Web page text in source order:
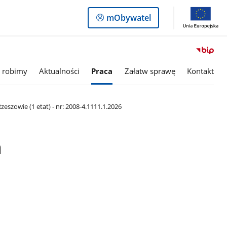
Logowanie
do
mObywatel
robimy Aktualności Praca Załatw sprawę Kontakt
(1 etat) - nr: 2008-4.1111.1.2026